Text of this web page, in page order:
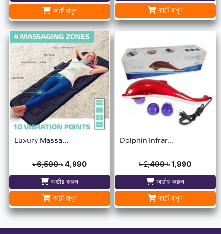
কার্টে রাখুন
কার্টে রাখুন
Luxury Massage Mat
৳ 6,500৳ 4,990
অর্ডার করুন
কার্টে রাখুন
Dolphin Infrared Body Massager
৳ 2,490৳ 1,990
অর্ডার করুন
কার্টে রাখুন